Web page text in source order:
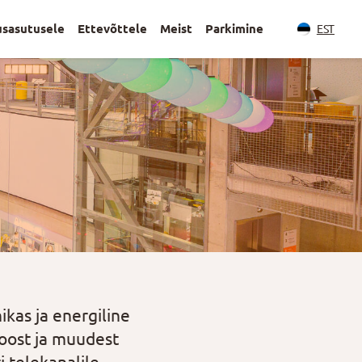
Ettevõttele Meist Parkimine EST
ja energiline
ja muudest